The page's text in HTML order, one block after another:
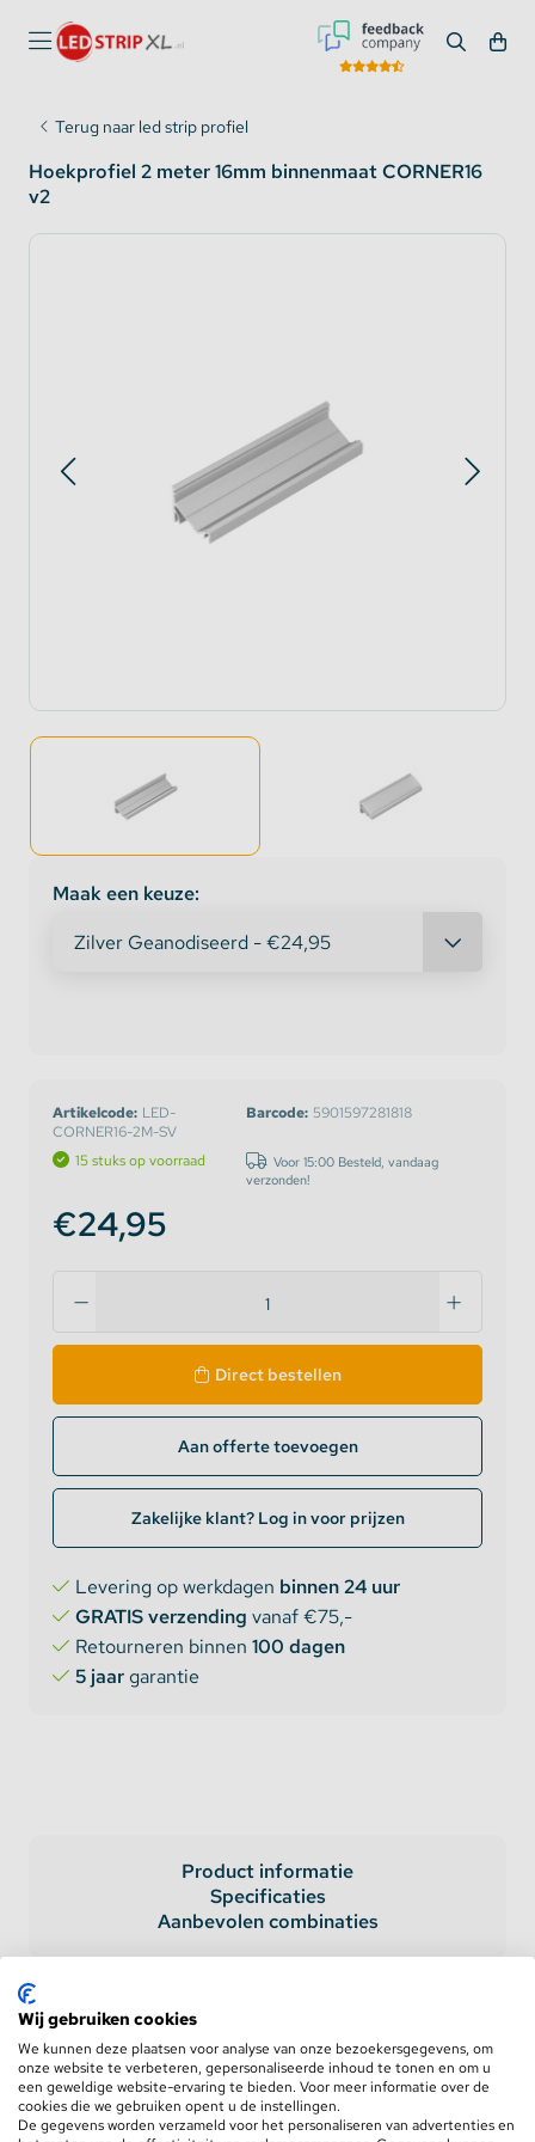
Terug naar led strip profiel
Hoekprofiel 2 meter 16mm binnenmaat CORNER16
v2
Maak een keuze:
Artikelcode: LED-
CORNER16-2M-SV
Barcode: 5901597281818
15 stuks op voorraad
Voor 15:00 Besteld, vandaag
verzonden!
€24,95
Direct bestellen
Aan offerte toevoegen
Zakelijke klant? Log in voor prijzen
Levering op werkdagen binnen 24 uur
GRATIS verzending vanaf €75,-
Retourneren binnen 100 dagen
5 jaargarantie
Product informatie
Specificaties
Aanbevolen combinaties
Hoekprofiel 2 meter 16mm
binnenmaat CORNER16 v2
HetTopmet CORNER16 v2aluminium hoekprofiel
Wij gebruiken cookies
We kunnen deze plaatsen voor analyse van onze bezoekersgegevens, om
onze website te verbeteren, gepersonaliseerde inhoud te tonen en om u
een geweldige website-ervaring te bieden. Voor meer informatie over de
cookies die we gebruiken opent u de instellingen.
De gegevens worden verzameld voor het personaliseren van advertenties en